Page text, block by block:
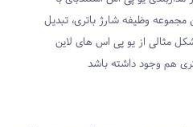
مجموعه وظیفه شارژ باتری، تبدیل
مثالی از یو پی اس های لاین
هم وجود داشته باشد